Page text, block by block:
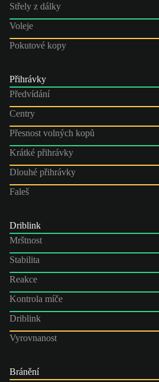
Střely z dálky
Voleje
Pokutové kopy
Přihrávky
Předvídání
Centry
Přesnost volných kopů
Krátké přihrávky
Dlouhé přihrávky
Faleš
Driblink
Mrštnost
Stabilita
Reakce
Kontrola míče
Driblink
Vyrovnanost
Bránění